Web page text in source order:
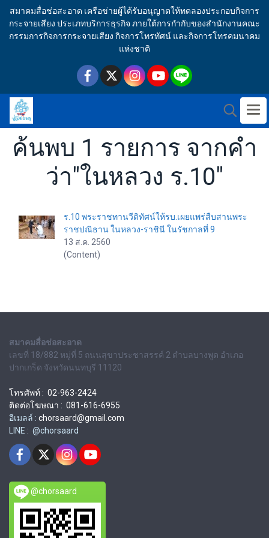
สมาคมสื่อช่อสะอาด เครือข่ายผู้ได้รับอนุญาตให้ทดลองประกอบกิจการ
กระจายเสียง ประเภทบริการธุรกิจ ภายใต้การกำกับของสำนักงานคณะ
กรรมการกิจการกระจายเสียง กิจการโทรทัศน์ และกิจการโทรคมนาคม
แห่งชาติ
ค้นพบ 1 รายการ จากคำ
ว่า"ในหลวง ร.10"
ร.10 พระราชทานวีดิทัศน์ให้รบ.เผยแพร่สืบสานพระ
ราชปณิธาน ในหลวง-ราชินี ในรัชกาลที่ 9
13 ส.ค. 2560
(Content)
สมาคมสื่อช่อสะอาด
เลขที่ 18/882 หมู่ที่ 5 ถนนสุขาประชาสรรค์ 2 ตำบลบางพูด อำเภอ
ปากเกร็ด จังหวัดนนทบุรี 11120
โทรศัพท์ : 02-963-2424
ติดต่อโฆษณา : 081-616-6955
อีเมลล์ : chorsaard@gmail.com
LINE : @chorsaard
@chorsaard